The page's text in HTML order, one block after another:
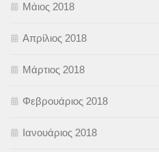
Μάιος 2018
Απρίλιος 2018
Μάρτιος 2018
Φεβρουάριος 2018
Ιανουάριος 2018